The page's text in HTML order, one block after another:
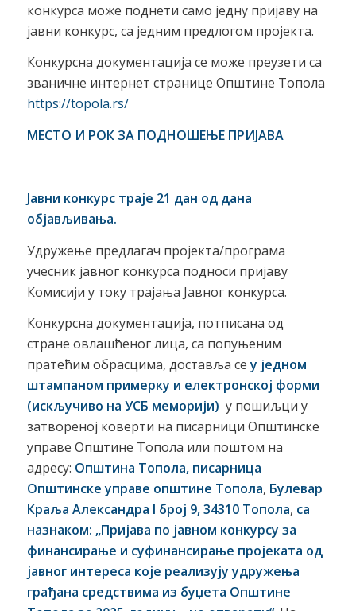
конкурса може поднети само једну пријаву на
јавни конкурс, са једним предлогом пројекта.
Конкурсна документација се може преузети са
званичне интернет странице Општине Топола
https://topola.rs/
МЕСТО И РОК ЗА ПОДНОШЕЊЕ ПРИЈАВА
Јавни конкурс траје 21 дан од дана
објављивања.
Удружење предлагач пројекта/програма
учесник јавног конкурса подноси пријаву
Комисији у току трајања Јавног конкурса.
Конкурсна документација, потписана од
стране овлашћеног лица, са попуњеним
пратећим обрасцима, доставља сеу једном
штампаном примерку и електронској форми
(искључиво на УСБ меморији) у пошиљци у
затвореној коверти на писарници Општинске
управе Општине Топола или поштом на
адресу: Општина Топола, писарница
Општинске управе општине Топола, Булевар
Краља Александра I број 9, 34310 Топола, са
назнаком: „Пријава по јавном конкурсу за
финансирање и суфинансирање пројеката од
јавног интереса које реализују удружења
грађана средствима из буџета Општине